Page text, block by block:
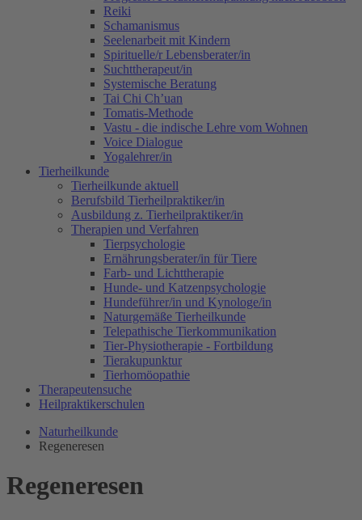
Reiki
Schamanismus
Seelenarbeit mit Kindern
Spirituelle/r Lebensberater/in
Suchttherapeut/in
Systemische Beratung
Tai Chi Ch’uan
Tomatis-Methode
Vastu - die indische Lehre vom Wohnen
Voice Dialogue
Yogalehrer/in
Tierheilkunde
Tierheilkunde aktuell
Berufsbild Tierheilpraktiker/in
Ausbildung z. Tierheilpraktiker/in
Therapien und Verfahren
Tierpsychologie
Ernährungsberater/in für Tiere
Farb- und Lichttherapie
Hunde- und Katzenpsychologie
Hundeführer/in und Kynologe/in
Naturgemäße Tierheilkunde
Telepathische Tierkommunikation
Tier-Physiotherapie - Fortbildung
Tierakupunktur
Tierhomöopathie
Therapeutensuche
Heilpraktikerschulen
Naturheilkunde
Regeneresen
Regeneresen